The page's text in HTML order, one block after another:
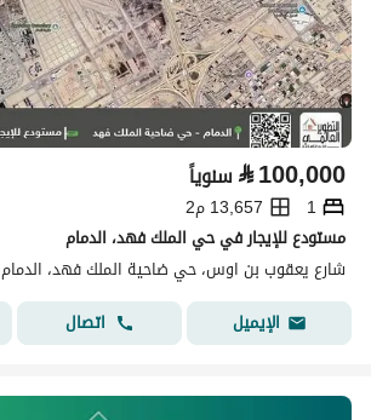
⃁100,000 سنوياً
1
13,657 م2
مستودع للإيجار في حي الملك فهد، الدمام
شارع يعقوب بن اوس، حي ضاحية الملك فهد، الدمام
الإيميل
اتصال